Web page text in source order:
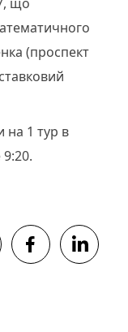
(проспект
на 1 тур в